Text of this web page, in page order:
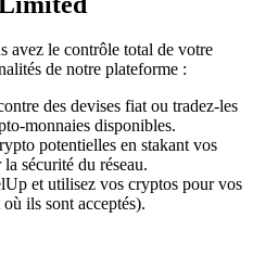
avez le contrôle total de votre
de notre plateforme :
des devises fiat ou tradez-les
monnaies disponibles.
potentielles en stakant vos
sécurité du réseau.
et utilisez vos cryptos pour vos
ils sont acceptés).